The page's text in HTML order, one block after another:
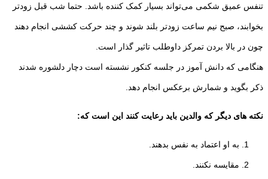
تنفس عمیق شکمی می‌تواند بسیار کمک کننده باشد. حتما شب قبل زودتر
بخوابند، صبح نیم ساعت زودتر بلند شوند و چند حرکت کششی انجام دهند
چون در بالا بردن تمرکز داوطلب تاثیر گذار است.
هنگامی که دانش آموز در جلسه کنکور نشسته است دچار دلشوره شدند
ذکر بگوید و شمارش برعکس انجام دهد.
نکته های دیگر که والدین باید رعایت کنند این است که:
به او اعتماد به نفس بدهند.
مقایسه نکنند.